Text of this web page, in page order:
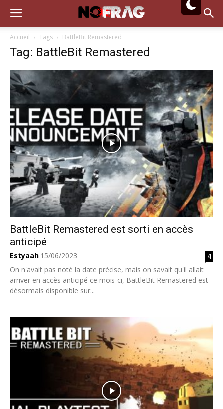
Accueil Tags BattleBit Remastered
Tag: BattleBit Remastered
BattleBit Remastered est sorti en accès
anticipé
Estyaah 15/06/2023
4
On n'avait pas noté la date précise, mais on savait qu'il allait
arriver en accès anticipé ce mois-ci, BattleBit Remastered est
désormais disponible sur...